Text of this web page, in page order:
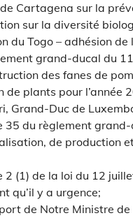
Cartagena sur la
sur la diversité
du Togo – adhésion de
grand-ducal du
des fanes de
de plants pour l’année
Grand-Duc de
35 du règlement
de production
2 (1) de la loi du 12
qu’il y a urgence;
de Notre Ministre